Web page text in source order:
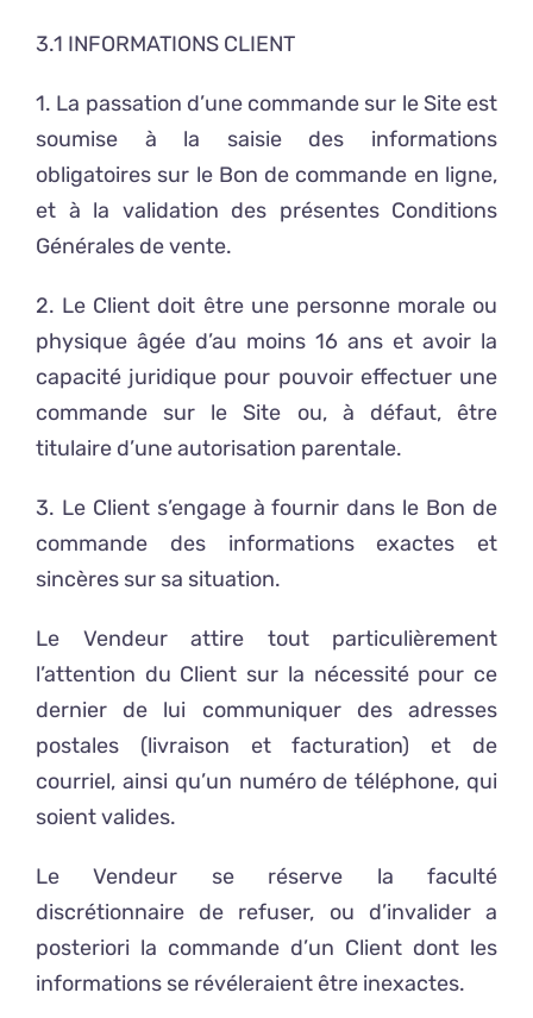
3.1 INFORMATIONS CLIENT
1. La passation d’une commande sur le Site est
soumise à la saisie des informations
obligatoires sur le Bon de commande en ligne,
et à la validation des présentes Conditions
Générales de vente.
2. Le Client doit être une personne morale ou
physique âgée d’au moins 16 ans et avoir la
capacité juridique pour pouvoir effectuer une
commande sur le Site ou, à défaut, être
titulaire d’une autorisation parentale.
3. Le Client s’engage à fournir dans le Bon de
commande des informations exactes et
sincères sur sa situation.
Le Vendeur attire tout particulièrement
l’attention du Client sur la nécessité pour ce
dernier de lui communiquer des adresses
postales (livraison et facturation) et de
courriel, ainsi qu’un numéro de téléphone, qui
soient valides.
Le Vendeur se réserve la faculté
discrétionnaire de refuser, ou d’invalider a
posteriori la commande d’un Client dont les
informations se révéleraient être inexactes.